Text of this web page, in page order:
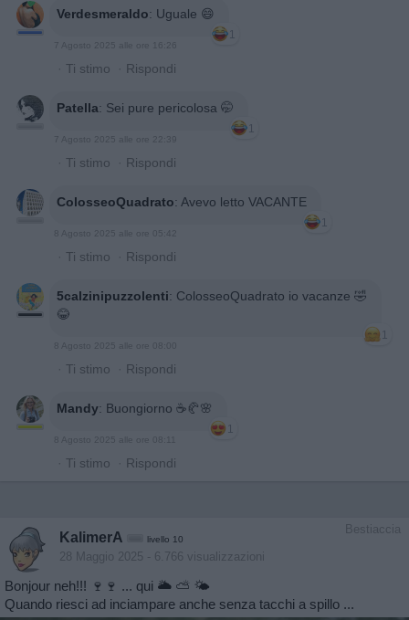
Verdesmeraldo: Uguale 😄
1
7 Agosto 2025 alle ore 16:26
· Ti stimo · Rispondi
Patella: Sei pure pericolosa 🤭
1
7 Agosto 2025 alle ore 22:39
· Ti stimo · Rispondi
ColosseoQuadrato: Avevo letto VACANTE
1
8 Agosto 2025 alle ore 05:42
· Ti stimo · Rispondi
5calzinipuzzolenti: ColosseoQuadrato io vacanze 🤣
😂
1
8 Agosto 2025 alle ore 08:00
· Ti stimo · Rispondi
Mandy: Buongiorno ☕️🥐🌸
1
8 Agosto 2025 alle ore 08:11
· Ti stimo · Rispondi
Bestiaccia
KalimerA livello 10
28 Maggio 2025 - 6.766 visualizzazioni
Bonjour neh!!! 🍷🍷 ... qui 🌥 ⛅️ 🌤
Quando riesci ad inciampare anche senza tacchi a spillo ...